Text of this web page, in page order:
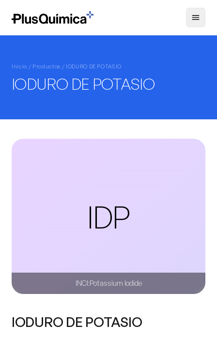
Inicio / Productos / IODURO DE POTASIO
IODURO DE POTASIO
IDP
INCI:Potassium Iodide
IODURO DE POTASIO